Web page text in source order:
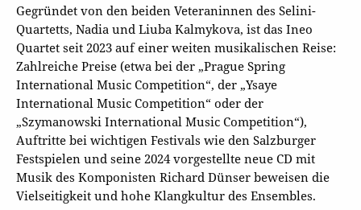
Gegründet von den beiden Veteraninnen des Selini-
Quartetts, Nadia und Liuba Kalmykova, ist das Ineo
Quartet seit 2023 auf einer weiten musikalischen Reise:
Zahlreiche Preise (etwa bei der „Prague Spring
International Music Competition“, der „Ysaye
International Music Competition“ oder der
„Szymanowski International Music Competition“),
Auftritte bei wichtigen Festivals wie den Salzburger
Festspielen und seine 2024 vorgestellte neue CD mit
Musik des Komponisten Richard Dünser beweisen die
Vielseitigkeit und hohe Klangkultur des Ensembles.